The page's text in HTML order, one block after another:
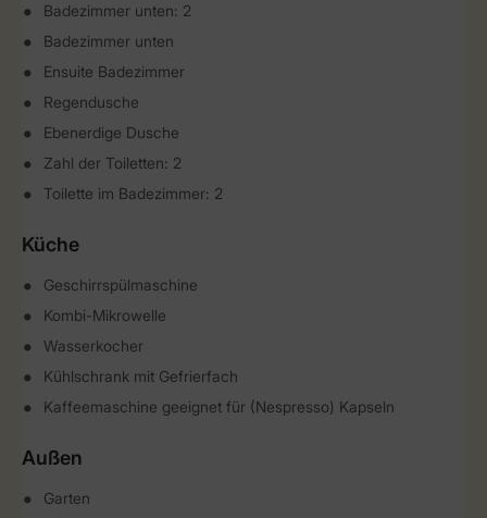
Badezimmer unten: 2
Badezimmer unten
Ensuite Badezimmer
Regendusche
Ebenerdige Dusche
Zahl der Toiletten: 2
Toilette im Badezimmer: 2
Küche
Geschirrspülmaschine
Kombi-Mikrowelle
Wasserkocher
Kühlschrank mit Gefrierfach
Kaffeemaschine geeignet für (Nespresso) Kapseln
Außen
Garten